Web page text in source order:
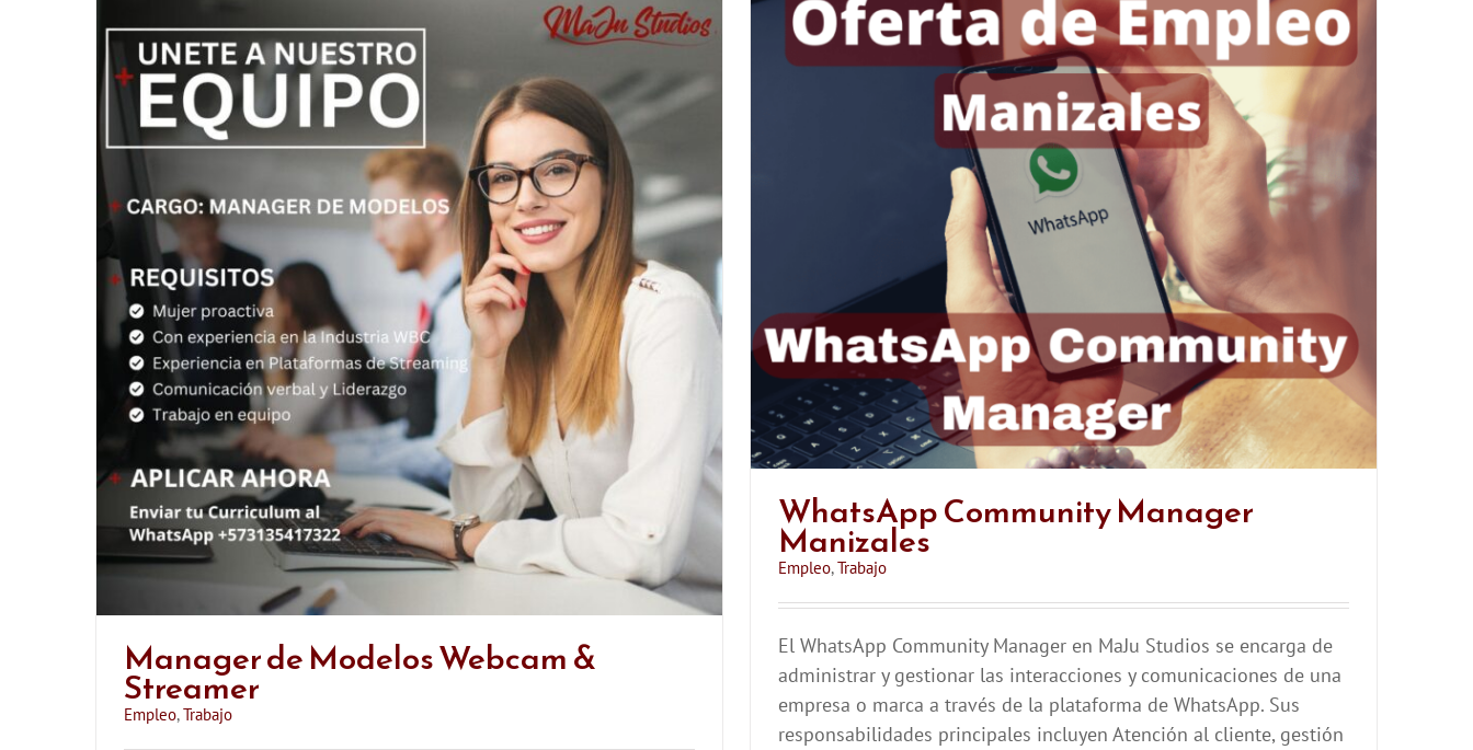
Manager de Modelos Webcam &
Streamer
Empleo,Trabajo
WhatsApp Community Manager
Manizales
Empleo,Trabajo
El WhatsApp Community Manager en MaJu Studios se encarga de
administrar y gestionar las interacciones y comunicaciones de una
empresa o marca a través de la plataforma de WhatsApp. Sus
responsabilidades principales incluyen Atención al cliente, gestión